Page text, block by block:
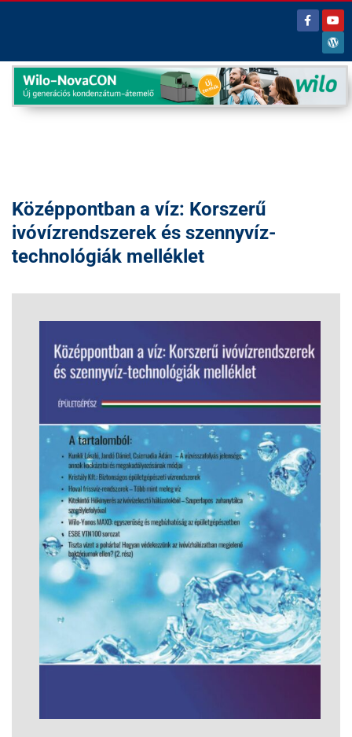
Középpontban a víz: Korszerű
ivóvízrendszerek és szennyvíz-
technológiák melléklet